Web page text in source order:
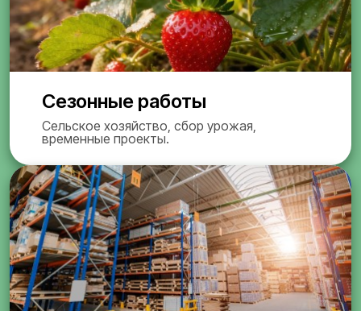
Сезонные работы
Сельское хозяйство, сбор урожая,
временные проекты.